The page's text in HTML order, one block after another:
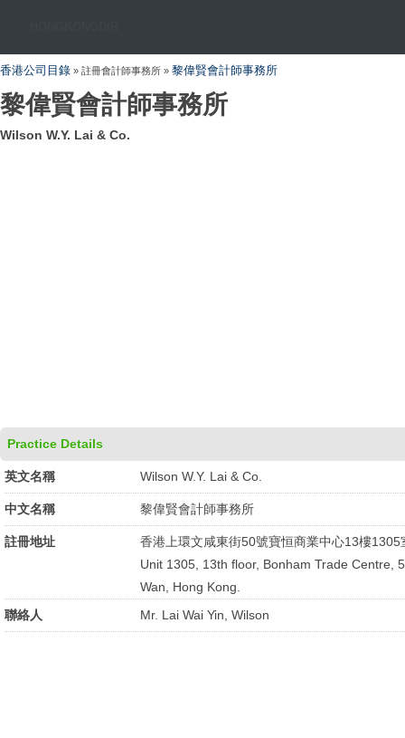
香港公司目錄 » 註冊會計師事務所 » 黎偉賢會計師事務所
黎偉賢會計師事務所
Wilson W.Y. Lai & Co.
Practice Details
英文名稱 Wilson W.Y. Lai & Co.
中文名稱 黎偉賢會計師事務所
註冊地址
香港上環文咸東街50號寶恒商業中心13樓1305
Unit 1305, 13th floor, Bonham Trade Centre,
Wan, Hong Kong.
聯絡人
Mr. Lai Wai Yin, Wilson